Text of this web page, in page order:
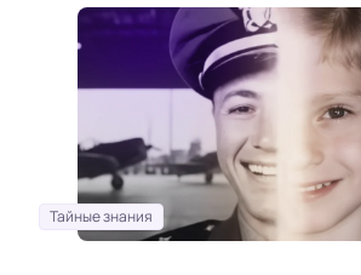
Тайные знания